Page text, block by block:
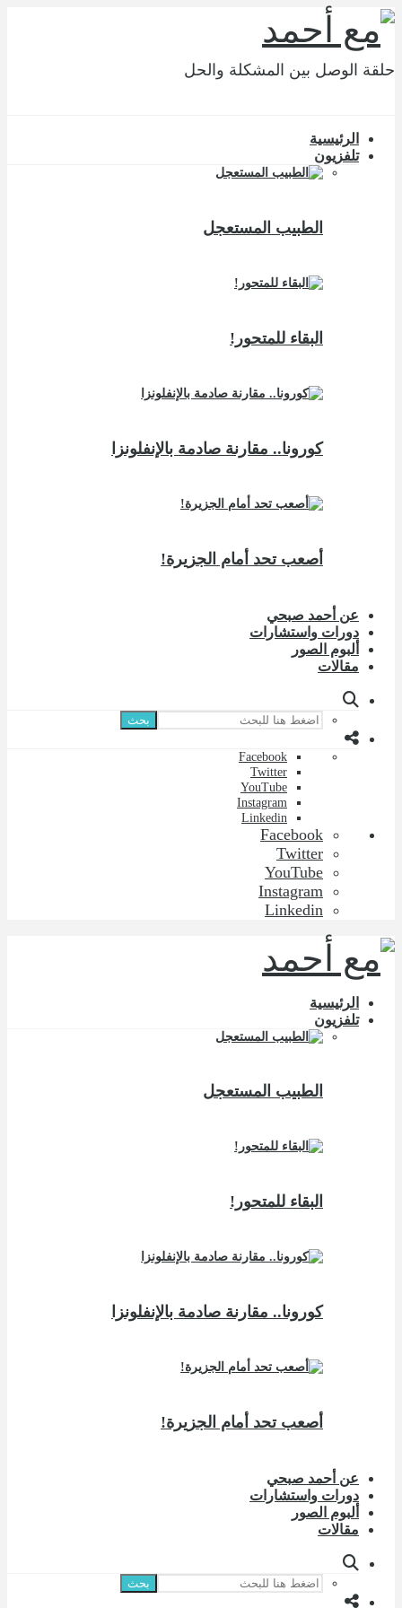
حلقة الوصل بين المشكلة والحل
الرئيسية
تلفزيون
الطبيب المستعجل
البقاء للمتحور!
كورونا.. مقارنة صادمة بالإنفلونزا
أصعب تحد أمام الجزيرة!
عن أحمد صبحي
دورات واستشارات
ألبوم الصور
مقالات
بحث
Facebook
Twitter
YouTube
Instagram
Linkedin
Facebook
Twitter
YouTube
Instagram
Linkedin
الرئيسية
تلفزيون
الطبيب المستعجل
البقاء للمتحور!
كورونا.. مقارنة صادمة بالإنفلونزا
أصعب تحد أمام الجزيرة!
عن أحمد صبحي
دورات واستشارات
ألبوم الصور
مقالات
بحث